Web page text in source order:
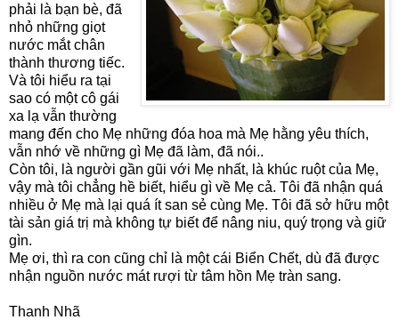
phải là bạn bè, đã
nhỏ những giọt
nước mắt chân
thành thương tiếc.
Và tôi hiểu ra tại
sao có một cô gái
xa lạ vẫn thường
mang đến cho Mẹ những đóa hoa mà Mẹ hằng yêu thích,
vẫn nhớ về những gì Mẹ đã làm, đã nói..
Còn tôi, là người gần gũi với Mẹ nhất, là khúc ruột của Mẹ,
vậy mà tôi chẳng hề biết, hiểu gì về Mẹ cả. Tôi đã nhận quá
nhiều ở Mẹ mà lại quá ít san sẻ cùng Mẹ. Tôi đã sở hữu một
tài sản giá trị mà không tự biết để nâng niu, quý trọng và giữ
gìn.
Mẹ ơi, thì ra con cũng chỉ là một cái Biển Chết, dù đã được
nhận nguồn nước mát rượi từ tâm hồn Mẹ tràn sang.
Thanh Nhã